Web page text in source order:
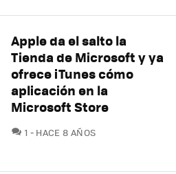
Apple da el salto la
Tienda de Microsoft y ya
ofrece iTunes cómo
aplicación en la
Microsoft Store
1 COMENTARIOS
HACE 8 AÑOS